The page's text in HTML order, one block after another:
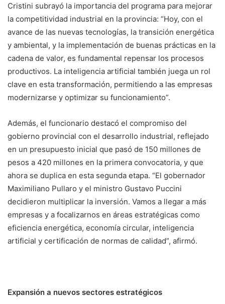
Cristini subrayó la importancia del programa para mejorar
la competitividad industrial en la provincia: “Hoy, con el
avance de las nuevas tecnologías, la transición energética
y ambiental, y la implementación de buenas prácticas en la
cadena de valor, es fundamental repensar los procesos
productivos. La inteligencia artificial también juega un rol
clave en esta transformación, permitiendo a las empresas
modernizarse y optimizar su funcionamiento”.
Además, el funcionario destacó el compromiso del
gobierno provincial con el desarrollo industrial, reflejado
en un presupuesto inicial que pasó de 150 millones de
pesos a 420 millones en la primera convocatoria, y que
ahora se duplica en esta segunda etapa. “El gobernador
Maximiliano Pullaro y el ministro Gustavo Puccini
decidieron multiplicar la inversión. Vamos a llegar a más
empresas y a focalizarnos en áreas estratégicas como
eficiencia energética, economía circular, inteligencia
artificial y certificación de normas de calidad”, afirmó.
Expansión a nuevos sectores estratégicos